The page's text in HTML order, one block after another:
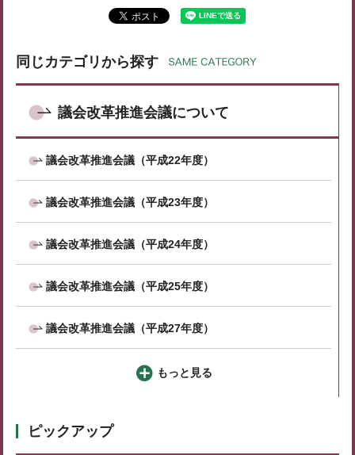
同じカテゴリから探す
議会改革推進会議について
議会改革推進会議（平成22年度）
議会改革推進会議（平成23年度）
議会改革推進会議（平成24年度）
議会改革推進会議（平成25年度）
議会改革推進会議（平成27年度）
もっと見る
ピックアップ